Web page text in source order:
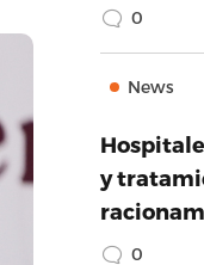
0
News
y
0